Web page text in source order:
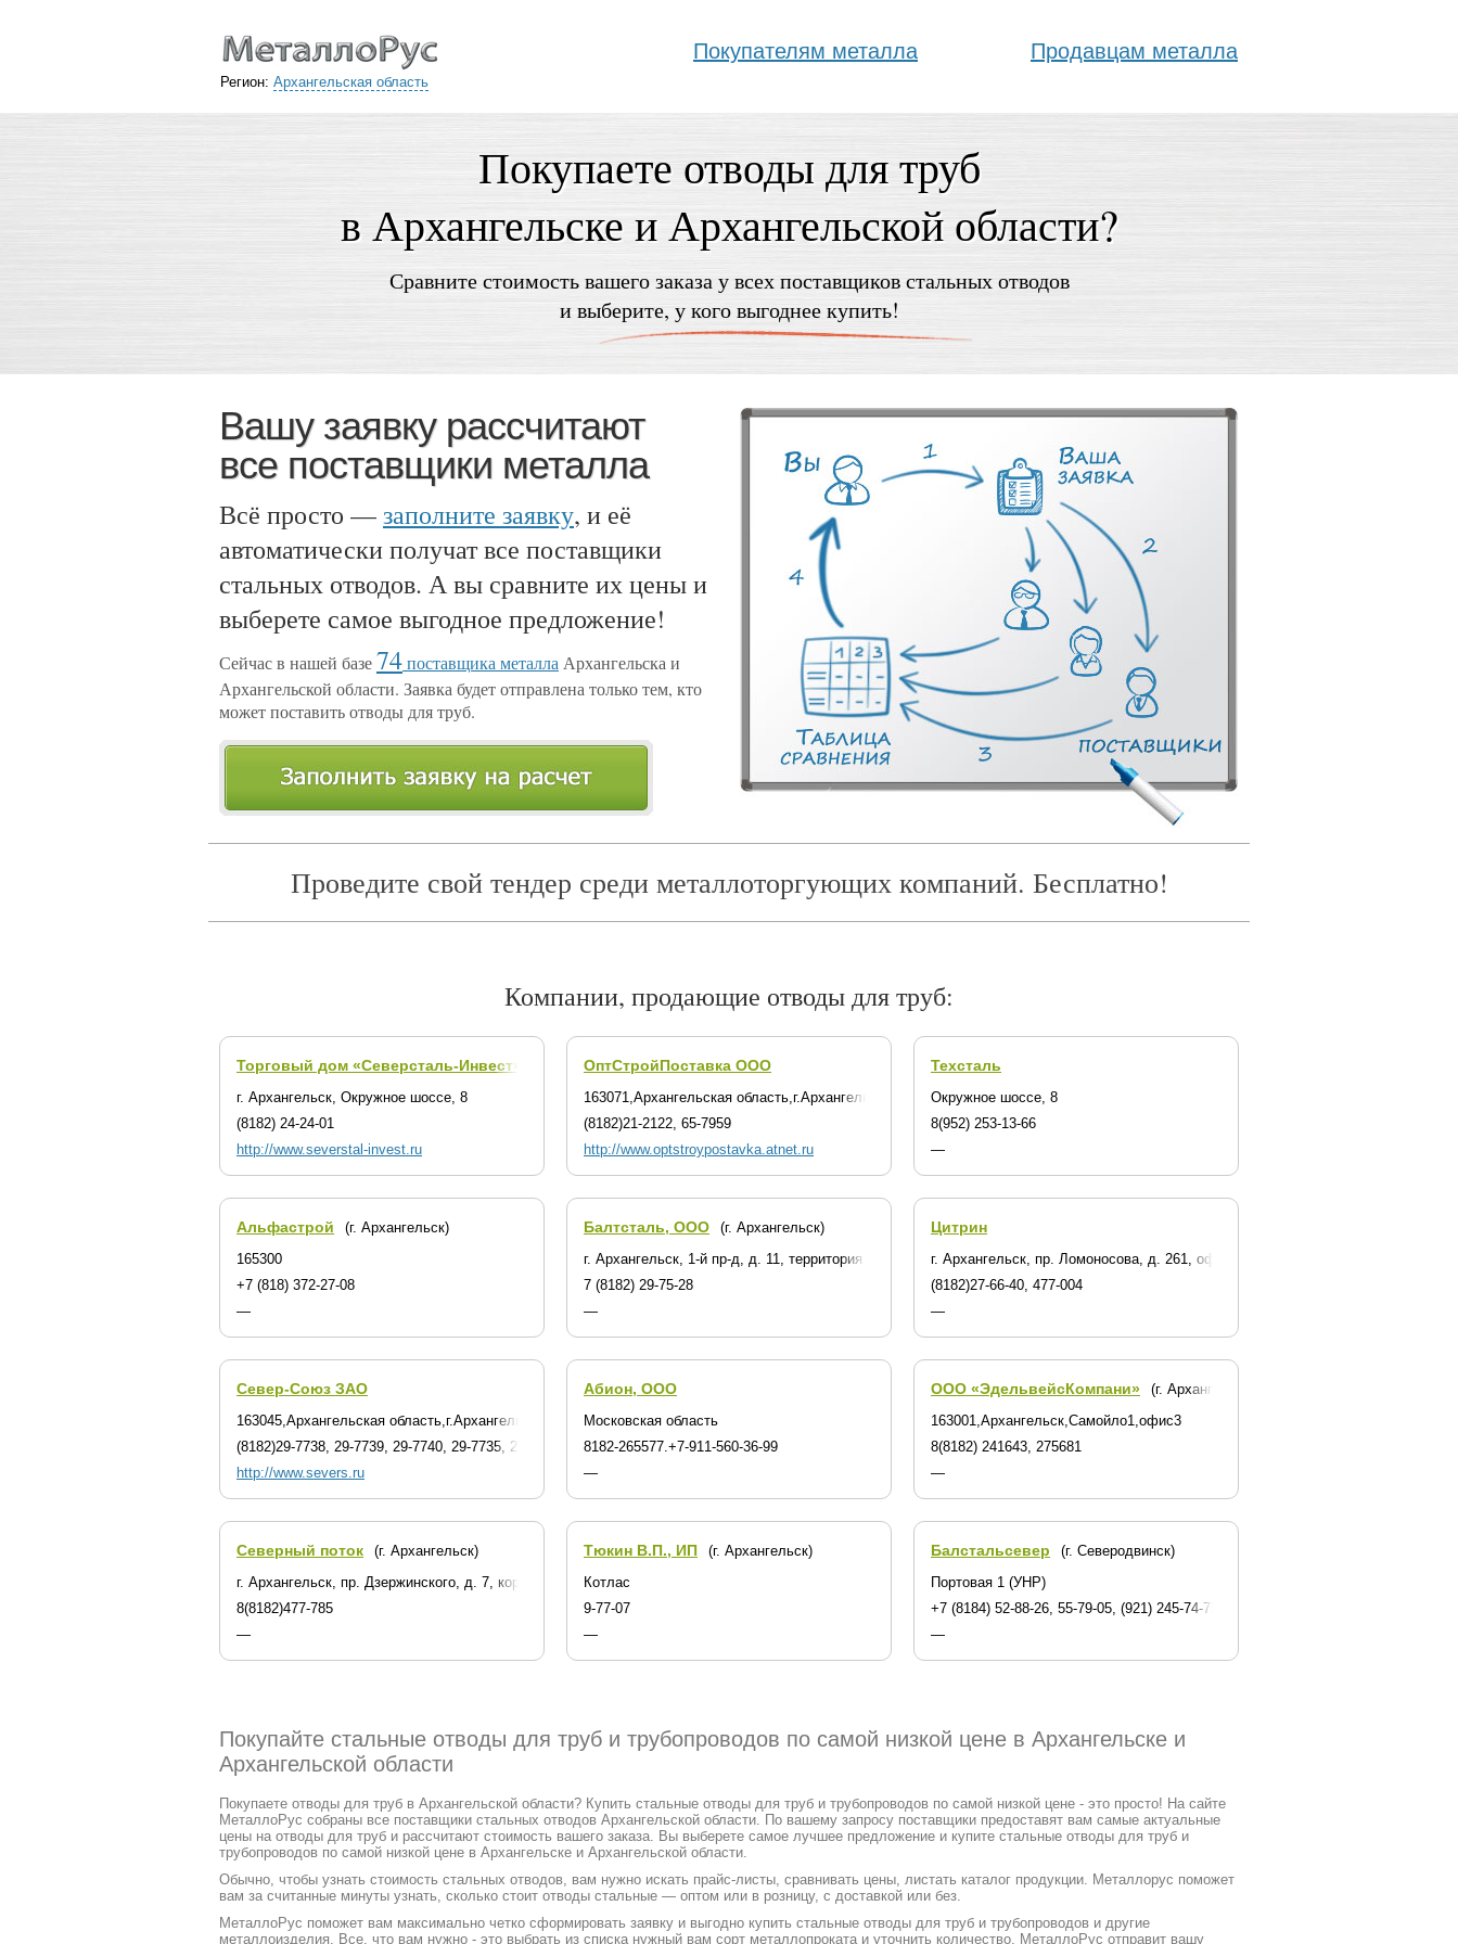
Регион: Архангельская область
Покупателям металла Продавцам металла
Покупаете отводы для труб
в Архангельске и Архангельской области?
Сравните стоимость вашего заказа у всех поставщиков стальных отводов
и выберите, у кого выгоднее купить!
Вашу заявку рассчитают
все поставщики металла
Всё просто —заполните заявку, и её
автоматически получат все поставщики
стальных отводов. А вы сравните их цены и
выберете самое выгодное предложение!
Сейчас в нашей базе74поставщика металла Архангельска и
Архангельской области. Заявка будет отправлена только тем, кто
может поставить отводы для труб.
Проведите свой тендер среди металлоторгующих компаний. Бесплатно!
Компании, продающие отводы для труб:
Торговый дом «Северсталь-Инвест», ЗАО
г. Архангельск, Окружное шоссе, 8
(8182) 24-24-01
http://www.severstal-invest.ru
ОптСтройПоставка ООО
163071,Архангельская область,г.Архангельск,ул.Тимме,д.23
(8182)21-2122, 65-7959
http://www.optstroypostavka.atnet.ru
Техсталь
Окружное шоссе, 8
8(952) 253-13-66
—
Альфастрой
(г. Архангельск)
165300
+7 (818) 372-27-08
—
Балтсталь, ООО
(г. Архангельск)
г. Архангельск, 1-й пр-д, д. 11, территория Механического завода
7 (8182) 29-75-28
—
Цитрин
г. Архангельск, пр. Ломоносова, д. 261, оф. 408-410
(8182)27-66-40, 477-004
—
Север-Союз ЗАО
163045,Архангельская область,г.Архангельск,Кузнечихинский промузел,д.7,стр.2
(8182)29-7738, 29-7739, 29-7740, 29-7735, 29-7745
http://www.severs.ru
Абион, ООО
Московская область
8182-265577.+7-911-560-36-99
—
ООО «ЭдельвейсКомпани»
(г. Архангельск)
163001,Архангельск,Самойло1,офис3
8(8182) 241643, 275681
—
Северный поток
(г. Архангельск)
г. Архангельск, пр. Дзержинского, д. 7, корп. 4, офис 3, левое крыло
8(8182)477-785
—
Тюкин В.П., ИП
(г. Архангельск)
Котлас
9-77-07
—
Балстальсевер
(г. Северодвинск)
Портовая 1 (УНР)
+7 (8184) 52-88-26, 55-79-05, (921) 245-74-75
—
Покупайте стальные отводы для труб и трубопроводов по самой низкой цене в Архангельске и
Архангельской области
Покупаете отводы для труб в Архангельской области? Купить стальные отводы для труб и трубопроводов по самой низкой цене - это просто! На сайте
МеталлоРус собраны все поставщики стальных отводов Архангельской области. По вашему запросу поставщики предоставят вам самые актуальные
цены на отводы для труб и рассчитают стоимость вашего заказа. Вы выберете самое лучшее предложение и купите стальные отводы для труб и
трубопроводов по самой низкой цене в Архангельске и Архангельской области.
Обычно, чтобы узнать стоимость стальных отводов, вам нужно искать прайс-листы, сравнивать цены, листать каталог продукции. Металлорус поможет
вам за считанные минуты узнать, сколько стоит отводы стальные — оптом или в розницу, с доставкой или без.
МеталлоРус поможет вам максимально четко сформировать заявку и выгодно купить стальные отводы для труб и трубопроводов и другие
металлоизделия. Все, что вам нужно - это выбрать из списка нужный вам сорт металлопроката и уточнить количество. МеталлоРус отправит вашу